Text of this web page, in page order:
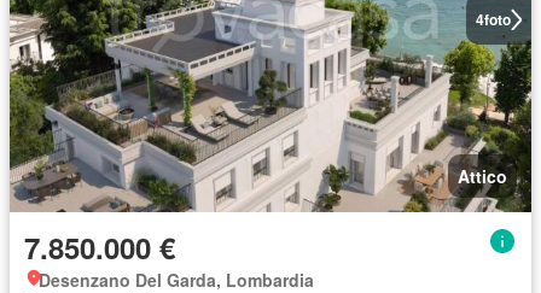
4foto
Attico
7.850.000 €
Desenzano Del Garda, Lombardia